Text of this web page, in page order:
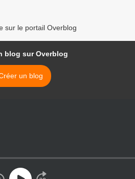
sur le portail Overblog
blog sur Overblog
un blog